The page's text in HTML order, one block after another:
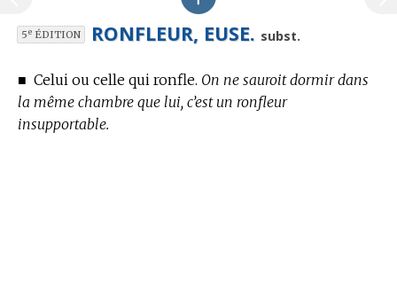
5eÉDITION RONFLEUR, EUSE. subst.
■ Celui ou celle qui ronfle. On ne sauroit dormir dans
la même chambre que lui, c’est un ronfleur
insupportable.